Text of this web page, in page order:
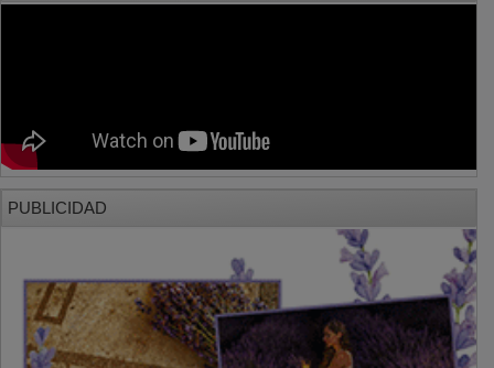
PUBLICIDAD